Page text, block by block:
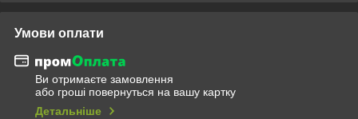
Умови оплати
Ви отримаєте замовлення
або гроші повернуться на вашу картку
Детальніше